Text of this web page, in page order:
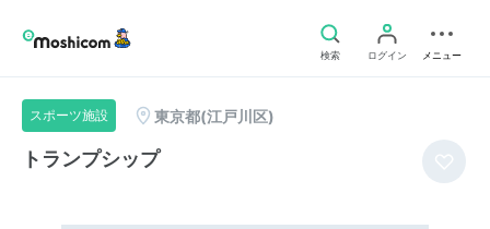
検索 ログイン メニュー
スポーツ施設 東京都(江戸川区)
トランプシップ